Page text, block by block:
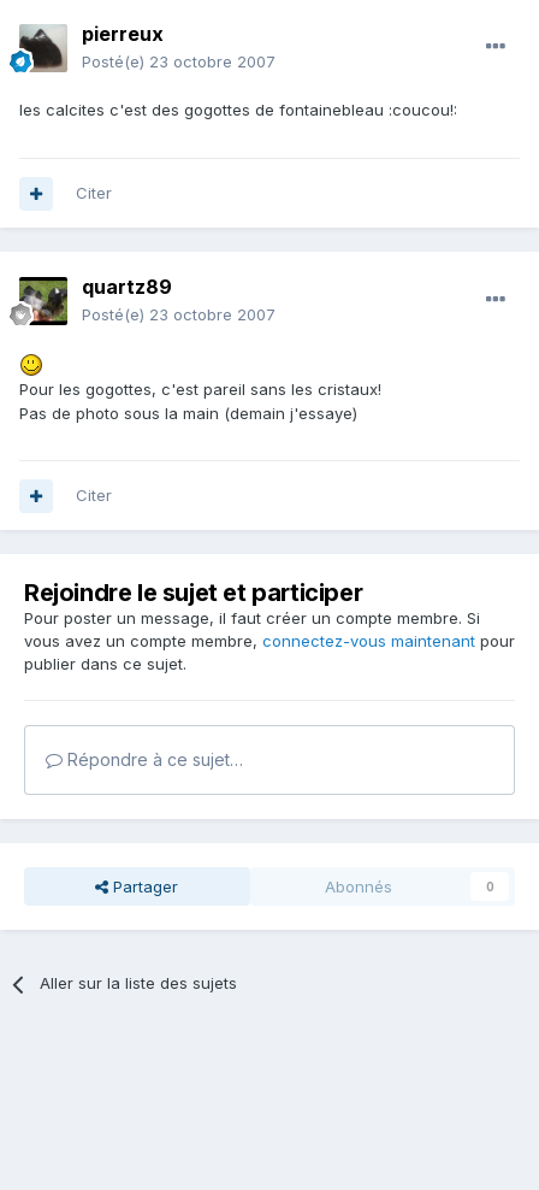
pierreux
Posté(e) 23 octobre 2007
les calcites c'est des gogottes de fontainebleau :coucou!:
Citer
quartz89
Posté(e) 23 octobre 2007
Pour les gogottes, c'est pareil sans les cristaux!
Pas de photo sous la main (demain j'essaye)
Citer
Rejoindre le sujet et participer
Pour poster un message, il faut créer un compte membre. Si
vous avez un compte membre, connectez-vous maintenant pour
publier dans ce sujet.
Répondre à ce sujet…
Partager Abonnés 0
Aller sur la liste des sujets